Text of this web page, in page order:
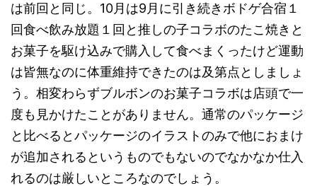
は前回と同じ。10月は9月に引き続きボドゲ合宿１
回食べ飲み放題１回と推しの子コラボのたこ焼きと
お菓子を駆け込みで購入して食べまくったけど運動
は皆無なのに体重維持できたのは及第点としましょ
う。相変わらずブルボンのお菓子コラボは店頭で一
度も見かけたことがありません。通常のパッケージ
と比べるとパッケージのイラストのみで他におまけ
が追加されるというものでもないのでなかなか仕入
れるのは厳しいところなのでしょう。